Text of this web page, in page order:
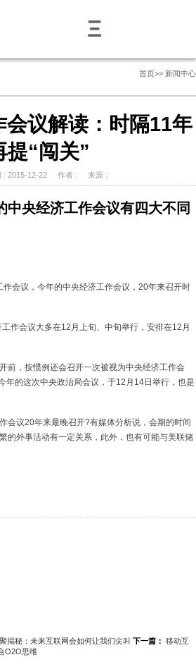
Ξ
首页>> 新闻中心
会议解读：时隔11年
提“闯关”
: 2015-12-22 作者 : 来源 :
中央经济工作会议有四大不同
会议， 今年的中央经济工作会议， 20年来召开时
作会议大多在12 月上旬、中旬举行，安排在12 月
，按惯例还会召开一次被视为中央经济工作会
年的这次中央政治局会议，于12 月 14日举行，也是
会议20年来最晚召开?有媒体分析说，会期的时间
的外事活动有一定关系，此外，也有可能与美联储
揭秘：未来互联网会如何让我们尖叫 下一篇： 移动互
O2O思维